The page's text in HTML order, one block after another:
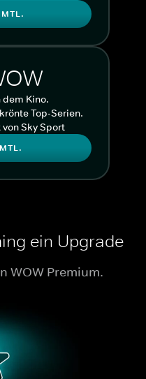
Kino.
Top-Serien.
Sky Sport
ein Upgrade
WOW Premium.